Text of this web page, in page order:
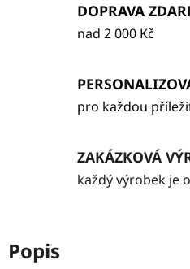
DOPRAVA
nad 2 000 Kč
pro každou
ZAKÁZKOVÁ
každý výrobek je
Popis